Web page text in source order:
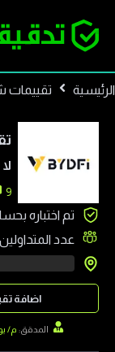
الرئيسية تقييمات
9
تم اختباره
عدد المتداولين
اضافة
المدقق: م/